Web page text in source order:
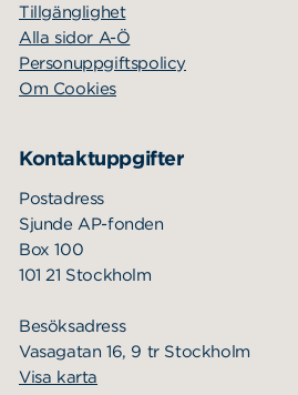
Tillgänglighet
Alla sidor A-Ö
Personuppgiftspolicy
Om Cookies
Kontaktuppgifter
Postadress
Sjunde AP-fonden
Box 100
101 21 Stockholm
Besöksadress
Vasagatan 16, 9 tr Stockholm
Visa karta